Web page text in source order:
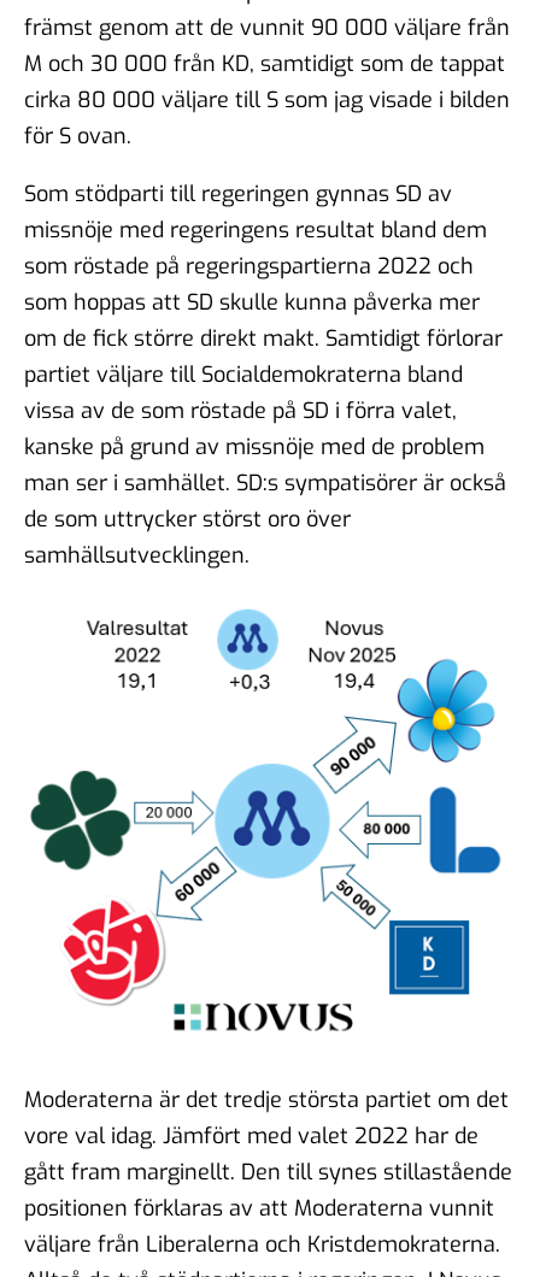
främst genom att de vunnit 90 000 väljare från
M och 30 000 från KD, samtidigt som de tappat
cirka 80 000 väljare till S som jag visade i bilden
för S ovan.
Som stödparti till regeringen gynnas SD av
missnöje med regeringens resultat bland dem
som röstade på regeringspartierna 2022 och
som hoppas att SD skulle kunna påverka mer
om de fick större direkt makt. Samtidigt förlorar
partiet väljare till Socialdemokraterna bland
vissa av de som röstade på SD i förra valet,
kanske på grund av missnöje med de problem
man ser i samhället. SD:s sympatisörer är också
de som uttrycker störst oro över
samhällsutvecklingen.
Moderaterna är det tredje största partiet om det
vore val idag. Jämfört med valet 2022 har de
gått fram marginellt. Den till synes stillastående
positionen förklaras av att Moderaterna vunnit
väljare från Liberalerna och Kristdemokraterna.